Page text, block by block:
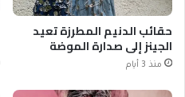
حقائب الدنيم المطرزة تعيد
الجينز إلى صدارة الموضة
منذ 3 أيام